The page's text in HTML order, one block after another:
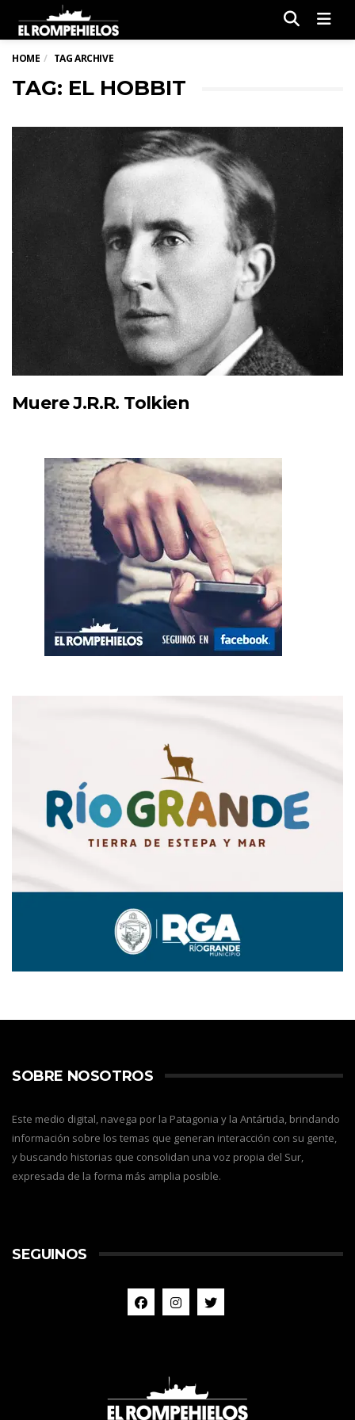
HOME TAG ARCHIVE
TAG: EL HOBBIT
Muere J.R.R. Tolkien
SOBRE NOSOTROS
Este medio digital, navega por la Patagonia y la Antártida, brindando
información sobre los temas que generan interacción con su gente,
y buscando historias que consolidan una voz propia del Sur,
expresada de la forma más amplia posible.
SEGUINOS